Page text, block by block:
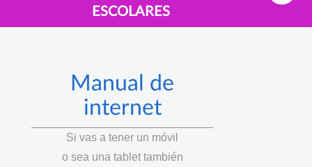
ESCOLARES
Manual de
internet
Si vas a tener un móvil
o sea una tablet también